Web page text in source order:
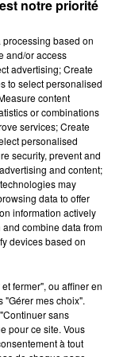
« Le Rêve
notre priorité
based on
and/or access
advertising; Create
to select personalised
content
or combinations
services; Create
personalised
security, prevent and
and content;
may
data to offer
information actively
combine data from
devices based on
fermer", ou affiner en
mes choix".
sans
pour ce site. Vous
à tout